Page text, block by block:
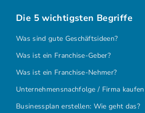
Die 5 wichtigsten Begriffe
Was sind gute Geschäftsideen?
Was ist ein Franchise-Geber?
Was ist ein Franchise-Nehmer?
Unternehmensnachfolge / Firma kaufen
Businessplan erstellen: Wie geht das?